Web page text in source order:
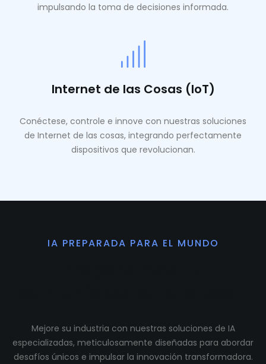
impulsando la toma de decisiones informada.
Internet de las Cosas (IoT)
Conéctese, controle e innove con nuestras soluciones
de Internet de las cosas, integrando perfectamente
dispositivos que revolucionan.
IA PREPARADA PARA EL MUNDO
Mejore su industria con nuestras soluciones de IA
especializadas, meticulosamente diseñadas para abordar
desafíos únicos e impulsar la innovación transformadora.